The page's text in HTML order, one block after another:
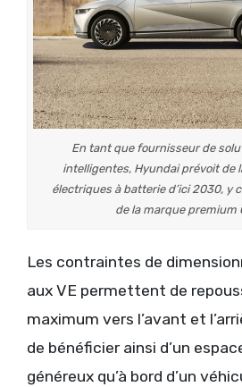
En tant que fournisseur de
intelligentes, Hyundai prévoit de
électriques à batterie d’ici 2030, y
de la marque premium
Les contraintes de
aux VE permettent de
maximum vers l’avant et
de bénéficier ainsi d’un
généreux qu’à bord d’un